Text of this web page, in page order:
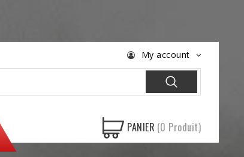
My account
PANIER (0 Produit)